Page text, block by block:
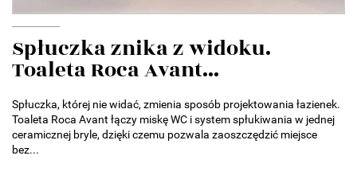
Spłuczka znika z widoku.
Toaleta Roca Avant...
Spłuczka, której nie widać, zmienia sposób projektowania łazienek.
Toaleta Roca Avant łączy miskę WC i system spłukiwania w jednej
ceramicznej bryle, dzięki czemu pozwala zaoszczędzić miejsce
bez...